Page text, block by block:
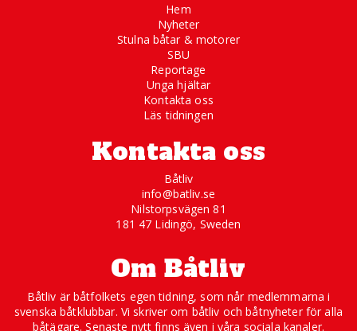
Hem
Nyheter
Stulna båtar & motorer
SBU
Reportage
Unga hjältar
Kontakta oss
Läs tidningen
Kontakta oss
Båtliv
info@batliv.se
Nilstorpsvägen 81
181 47 Lidingö, Sweden
Om Båtliv
Båtliv är båtfolkets egen tidning, som når medlemmarna i
svenska båtklubbar. Vi skriver om båtliv och båtnyheter för alla
båtägare. Senaste nytt finns även i våra sociala kanaler.